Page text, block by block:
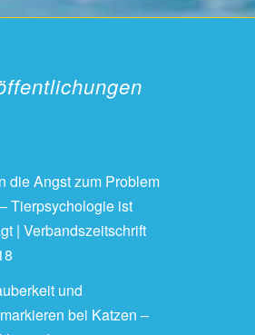
die Angst zum Problem
Tierpsychologie ist
| Verbandszeitschrift
und
bei Katzen –